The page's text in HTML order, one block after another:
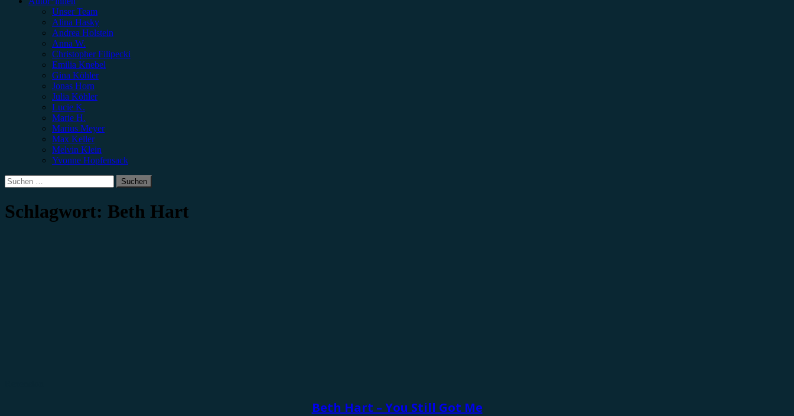
Unser Team
Alina Hasky
Andrea Holstein
Anna W.
Christopher Filipecki
Emilia Knebel
Gina Köhler
Jonas Horn
Julia Köhler
Lucie K.
Marie H.
Marius Meyer
Max Keller
Melvin Klein
Yvonne Hopfensack
Suchen
nach:
Schlagwort: Beth Hart
Beth Hart – You Still Got Me